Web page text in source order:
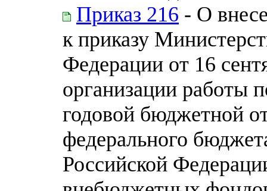
Приказ 216 - О
к приказу
Федерации от 16
организации работы
годовой бюджетной
федерального
Российской